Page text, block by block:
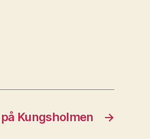
→
Kungsholmen